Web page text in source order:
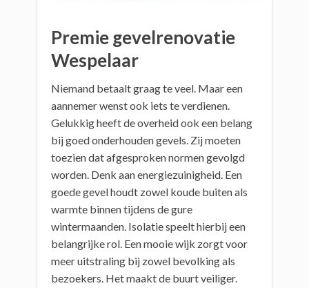
Premie gevelrenovatie
Wespelaar
Niemand betaalt graag te veel. Maar een
aannemer wenst ook iets te verdienen.
Gelukkig heeft de overheid ook een belang
bij goed onderhouden gevels. Zij moeten
toezien dat afgesproken normen gevolgd
worden. Denk aan energiezuinigheid. Een
goede gevel houdt zowel koude buiten als
warmte binnen tijdens de gure
wintermaanden. Isolatie speelt hierbij een
belangrijke rol. Een mooie wijk zorgt voor
meer uitstraling bij zowel bevolking als
bezoekers. Het maakt de buurt veiliger.